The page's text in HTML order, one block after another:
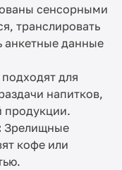
сенсорными
транслировать
анкетные данные
для
напитков,
продукции.
Зрелищные
кофе или